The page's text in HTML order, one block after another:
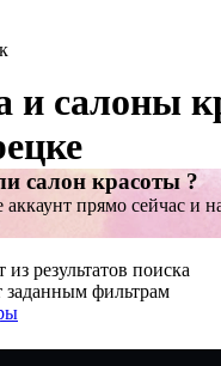
и салоны
салон красоты ?
аккаунт прямо сейчас и
результатов поиска
заданным фильтрам